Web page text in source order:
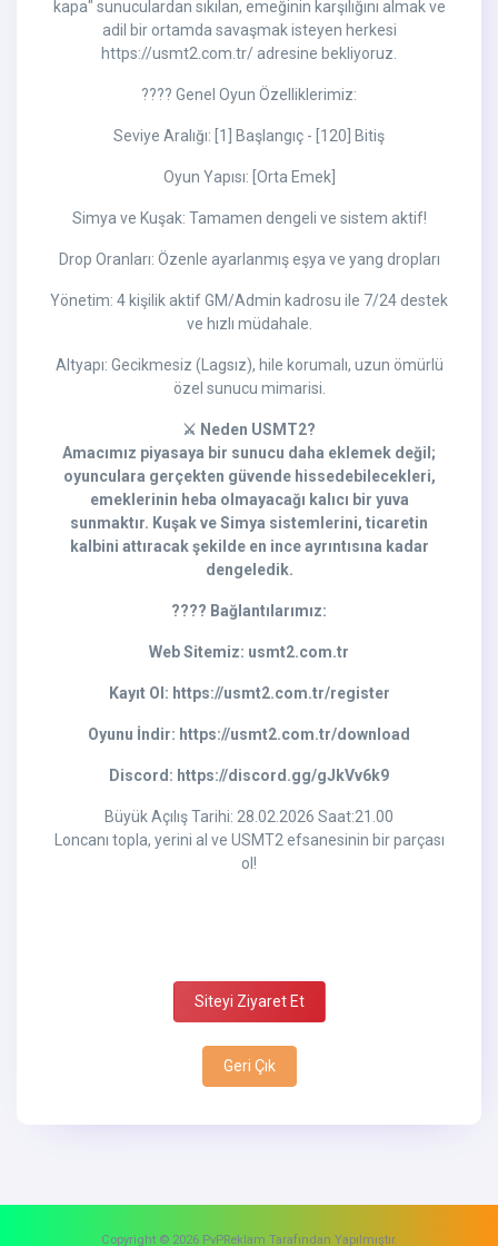
kapa" sunuculardan sıkılan, emeğinin karşılığını almak ve
adil bir ortamda savaşmak isteyen herkesi
https://usmt2.com.tr/ adresine bekliyoruz.
???? Genel Oyun Özelliklerimiz:
Seviye Aralığı: [1] Başlangıç - [120] Bitiş
Oyun Yapısı: [Orta Emek]
Simya ve Kuşak: Tamamen dengeli ve sistem aktif!
Drop Oranları: Özenle ayarlanmış eşya ve yang dropları
Yönetim: 4 kişilik aktif GM/Admin kadrosu ile 7/24 destek
ve hızlı müdahale.
Altyapı: Gecikmesiz (Lagsız), hile korumalı, uzun ömürlü
özel sunucu mimarisi.
⚔️ Neden USMT2?
Amacımız piyasaya bir sunucu daha eklemek değil;
oyunculara gerçekten güvende hissedebilecekleri,
emeklerinin heba olmayacağı kalıcı bir yuva
sunmaktır. Kuşak ve Simya sistemlerini, ticaretin
kalbini attıracak şekilde en ince ayrıntısına kadar
dengeledik.
???? Bağlantılarımız:
Web Sitemiz: usmt2.com.tr
Kayıt Ol: https://usmt2.com.tr/register
Oyunu İndir: https://usmt2.com.tr/download
Discord: https://discord.gg/gJkVv6k9
Büyük Açılış Tarihi: 28.02.2026 Saat:21.00
Loncanı topla, yerini al ve USMT2 efsanesinin bir parçası
ol!
Siteyi Ziyaret Et
Geri Çık
Copyright © 2026 PvPReklam Tarafından Yapılmıştır.